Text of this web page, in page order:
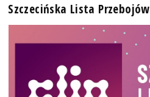
Szczecińska Lista Przebojów